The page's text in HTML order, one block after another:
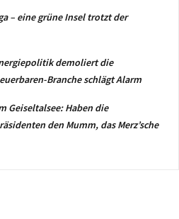
– eine grüne Insel trotzt der
demoliert die
Branche schlägt Alarm
Geiseltalsee: Haben die
den Mumm, das Merz’sche